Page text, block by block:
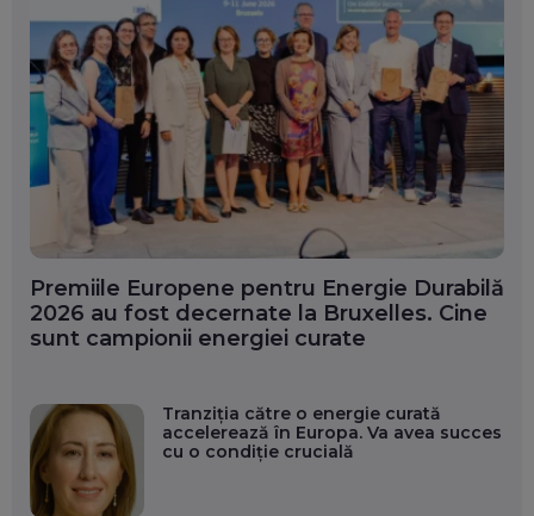
Premiile Europene pentru Energie Durabilă
2026 au fost decernate la Bruxelles. Cine
sunt campionii energiei curate
Tranziția către o energie curată
accelerează în Europa. Va avea succes
cu o condiție crucială